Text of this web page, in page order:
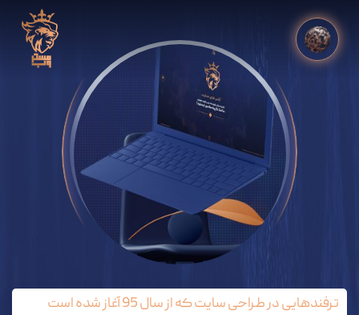
ترفندهایی در طراحی سایت که از سال 95 آغاز شده است